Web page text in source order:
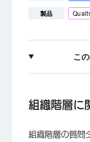
製品
こ
組織階層の質問
FAQs
組織階層に
組織階層の質問